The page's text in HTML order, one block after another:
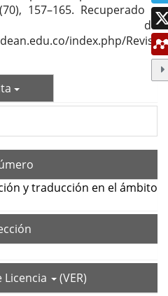
157–165. Recuperado a
de
index.php/Revist
y traducción en el ámbito
Licencia
(VER)